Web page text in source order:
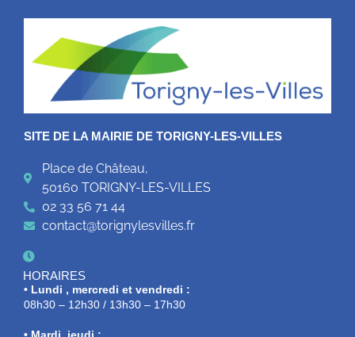
SITE DE LA MAIRIE DE TORIGNY-LES-VILLES
Place de Château,
50160 TORIGNY-LES-VILLES
02 33 56 71 44
contact@torignylesvilles.fr
HORAIRES
• Lundi , mercredi et vendredi :
08h30 – 12h30 / 13h30 – 17h30